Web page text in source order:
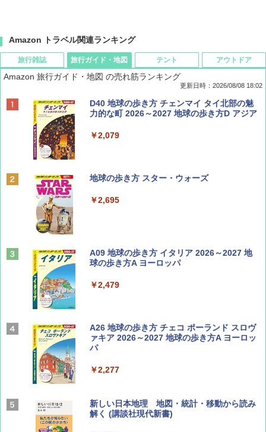
Amazon トラベル関連ランキング
旅行雑誌
BE-PAL(ビ-パル) 2026年 9 月号【特別付録:
SOTO ミニマル"旅"財布 ランダム2種】
￥1,500
ディズニーファン ２０２６年 ９月号 [雑
山と溪谷 2026年8月号「南アルプス大全」
Coyote No.89 特集 星野道夫 夢見る旅
￥1,540
AIRLINE（エアライン）2026年9月号【特
集】ボーイング110周年を祝して！
旅行ガイド・地図
Amazon 旅行ガイド・地図 の売れ筋ランキング
更新日時：2026/08/08 18:02
D40 地球の歩き方 チェンマイ タイ北部の魅
力的な町 2026～2027 地球の歩き方D アジア
￥2,079
地球の歩き方 スター・ウォーズ
￥2,695
A09 地球の歩き方 イタリア 2026～2027 地
球の歩き方A ヨーロッパ
￥2,479
A26 地球の歩き方 チェコ ポーランド スロヴ
ァキア 2026～2027 地球の歩き方A ヨーロッ
パ
￥2,277
新しい日本地理 地図・統計・移動から読み
解く (講談社現代新書)
テント アウトドア